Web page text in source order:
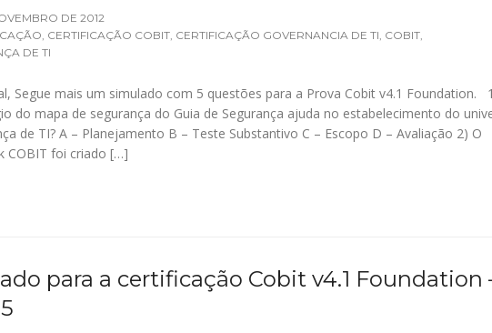
DE 2012
, CERTIFICAÇÃO COBIT, CERTIFICAÇÃO GOVERNANCIA DE TI, COBIT,
DE TI
Segue mais um simulado com 5 questões para a Prova Cobit v4.1 Foundation.
do mapa de segurança do Guia de Segurança ajuda no estabelecimento do
de TI? A – Planejamento B – Teste Substantivo C – Escopo D – Avaliação 2) O
COBIT foi criado […]
para a certificação Cobit v4.1 Foundation